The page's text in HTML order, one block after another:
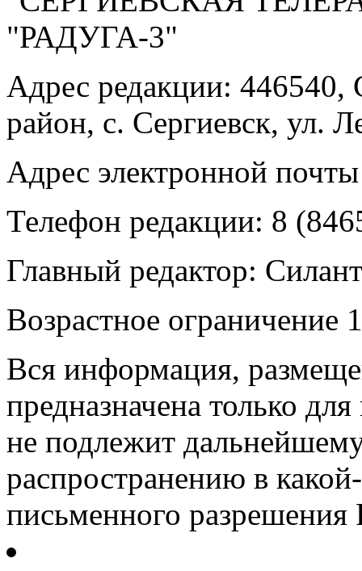
"РАДУГА-3"
Адрес редакции: 446540,
район, с. Сергиевск, ул.
Адрес электронной
Телефон редакции: 8
Главный редактор:
Возрастное ограничение
Вся информация,
предназначена только
не подлежит
распространению в
письменного разрешения